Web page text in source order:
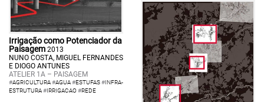
Irrigação como Potenciador da
Paisagem 2013
NUNO COSTA, MIGUEL FERNANDES
E DIOGO ANTUNES
ATELIER 1A – PAISAGEM
#AGRICULTURA#AGUA#ESTUFAS# INFRA-
ESTRUTURA# IRRIGACAO#REDE